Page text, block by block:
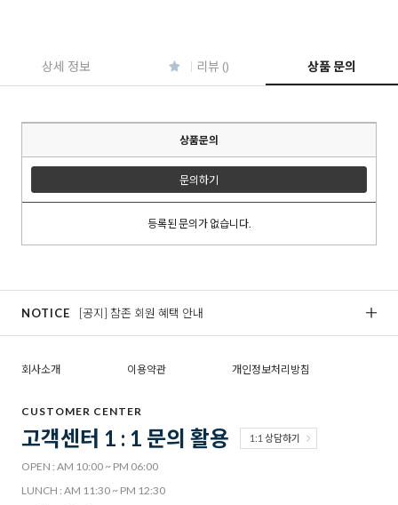
상세 정보 리뷰 () 상품 문의
상품문의
문의하기
등록된 문의가 없습니다.
NOTICE [공지] 참존 회원 혜택 안내
회사소개 이용약관 개인정보처리방침
CUSTOMER CENTER
고객센터 1 : 1 문의 활용 1:1 상담하기
OPEN : AM 10:00 ~ PM 06:00
LUNCH : AM 11:30 ~ PM 12:30